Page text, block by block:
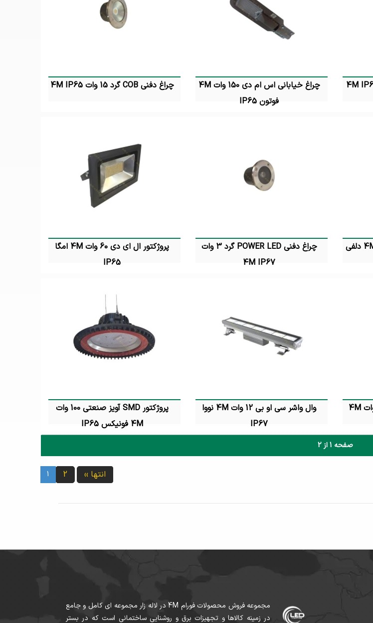
چراغ خیابانی اس ام دی 150 وات 4M
فوتون IP65
چراغ دفنی COB گرد 15 وات 4M IP65
چراغ COB پروژکتوری 5 وات 4M دلفی
چراغ دفنی POWER LED گرد 3 وات
4M IP67
پروژکتور ال ای دی 60 وات 4M امگا
IP65
وال واشر پاور ال ای دی 18 وات 4M
وال واشر سی او بی 12 وات 4M نووا
IP67
تماس بگیرید
پروژکتور SMD آویز صنعتی 100 وات
4M فونیکس IP65
تماس بگیرید
صفحه 1 از 2
1 2 انتها ››
مجموعه فروش محصولات فورام 4M در لاله زار مجموعه اي کامل و جامع
در زمينه کالاها و تجهيزات برق و روشنايي ساختمانی است که در بستر